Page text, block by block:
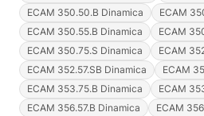
ECAM 350.50.B Dinamica
ECAM
ECAM 350.55.B Dinamica
ECAM
ECAM 350.75.S Dinamica
ECAM
ECAM 352.57.SB Dinamica
ECAM
ECAM 353.75.B Dinamica
ECAM
ECAM 356.57.B Dinamica
ECAM